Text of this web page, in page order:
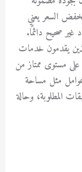
السعر يعني
غير صحيح دائمًا.
يقدمون خدمات
مستوى ممتاز من
مثل مساحة
المطلوبة، وحالة